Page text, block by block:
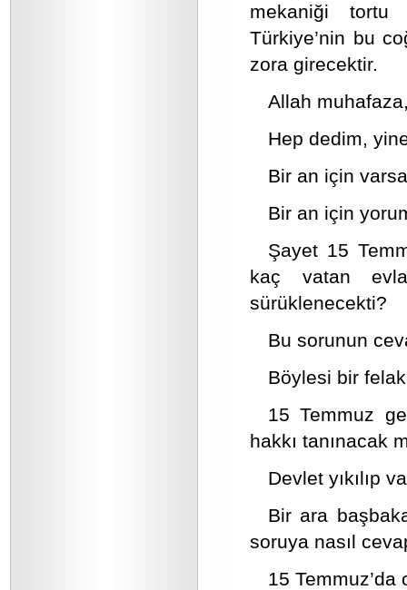
mekaniği tortu
Türkiye’nin bu
zora girecektir.
Allah
Hep dedim,
Bir an için
Bir an için
Şayet 15
kaç vatan
sürüklenecekti?
Bu sorunun
Böylesi bir
15 Temmuz
hakkı tanınacak
Devlet yıkılıp
Bir ara
soruya nasıl
15